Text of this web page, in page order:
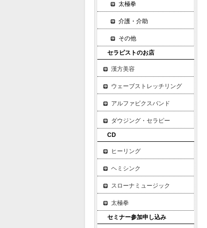
太極拳
介護・介助
その他
セラピストのお店
漢方美容
ウェーブストレッチリング
アルファビクスバンド
ダウジング・セラピー
CD
ヒーリング
ヘミシンク
スローナミュージック
太極拳
セミナー参加申し込み